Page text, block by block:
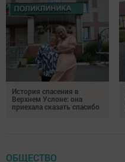
История спасения в
Верхнем Услоне: она
приехала сказать спасибо
ОБЩЕСТВО